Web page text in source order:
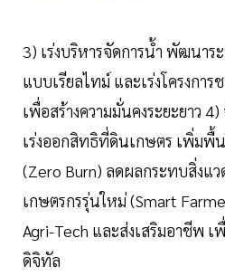
3) เร่งบริหารจัดการน้ำ พัฒนา
แบบเรียลไทม์ และเร่งโครงกา
เพื่อสร้างความมั่นคงระยะยาว
เร่งออกสิทธิที่ดินเกษตร เพิ่มพื้
(Zero Burn) ลดผลกระทบสิ่งแว
เกษตรกรรุ่นใหม่ (Smart
Agri-Tech และส่งเสริมอาชีพ เ
ดิจิทัล